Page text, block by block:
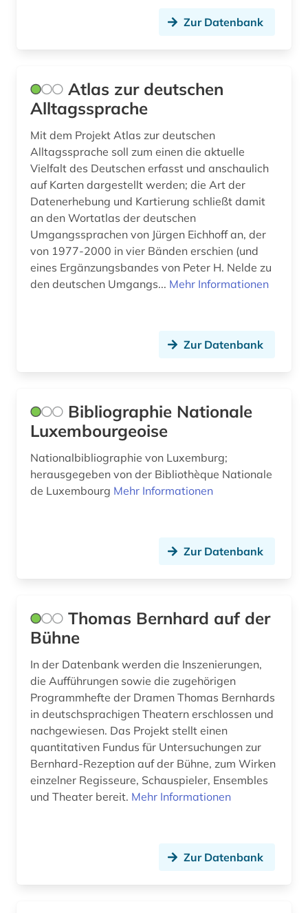
Zur Datenbank
Atlas zur deutschen
Alltagssprache
Mit dem Projekt Atlas zur deutschen
Alltagssprache soll zum einen die aktuelle
Vielfalt des Deutschen erfasst und anschaulich
auf Karten dargestellt werden; die Art der
Datenerhebung und Kartierung schließt damit
an den Wortatlas der deutschen
Umgangssprachen von Jürgen Eichhoff an, der
von 1977-2000 in vier Bänden erschien (und
eines Ergänzungsbandes von Peter H. Nelde zu
den deutschen Umgangs... Mehr Informationen
Zur Datenbank
Bibliographie Nationale
Luxembourgeoise
Nationalbibliographie von Luxemburg;
herausgegeben von der Bibliothèque Nationale
de Luxembourg Mehr Informationen
Zur Datenbank
Thomas Bernhard auf der
Bühne
In der Datenbank werden die Inszenierungen,
die Aufführungen sowie die zugehörigen
Programmhefte der Dramen Thomas Bernhards
in deutschsprachigen Theatern erschlossen und
nachgewiesen. Das Projekt stellt einen
quantitativen Fundus für Untersuchungen zur
Bernhard-Rezeption auf der Bühne, zum Wirken
einzelner Regisseure, Schauspieler, Ensembles
und Theater bereit. Mehr Informationen
Zur Datenbank